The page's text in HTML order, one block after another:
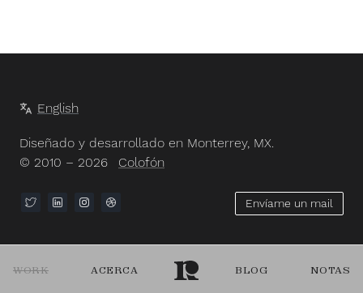
WORK ACERCA BLOG NOTAS
English
Diseñado y desarrollado en Monterrey, MX.
© 2010 – 2026
Colofón
Envíame un mail